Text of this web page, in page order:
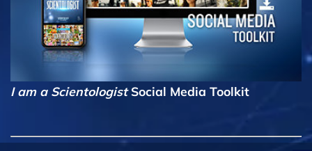
I am a ScientologistSocial Media Toolkit